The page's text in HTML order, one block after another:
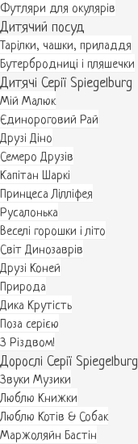
Футляри для окулярів
Дитячий посуд
Тарілки, чашки, приладдя
Бутербродниці і пляшечки
Дитячі Серії Spiegelburg
Мій Малюк
Єдинороговий Рай
Друзі Діно
Семеро Друзів
Капітан Шаркі
Принцеса Лілліфея
Русалонька
Веселі горошки і літо
Світ Динозаврів
Друзі Коней
Природа
Дика Крутість
Поза серією
З Різдвом!
Дорослі Серії Spiegelburg
Звуки Музики
Люблю Книжки
Люблю Котів & Собак
Маржоляйн Бастін